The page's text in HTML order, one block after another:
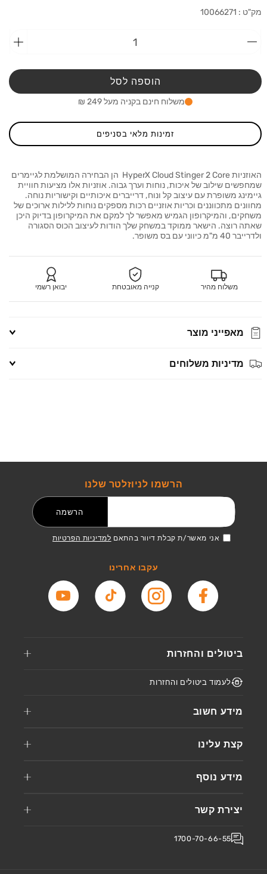
מק"ט : 10066271
מ-אוזניות
Stinger
Core
מ-
הוספה לסל
משלוח חינם בקניה מעל 249 ₪
זמינות מלאי בסניפים
האוזניות HyperX Cloud Stinger 2 Core הן הבחירה המושלמת לגיימרים
שמחפשים שילוב של איכות, נוחות וערך גבוה. אוזניות אלו מציעות חוויית
גיימינג משופרת עם עיצוב קל ונוח, דרייברים איכותיים וקישוריות נוחה.
מחוונים מתכווננים וכריות אוזניים רכות מספקים נוחות ללילות ארוכים של
משחקים, והמיקרופון הגמיש מאפשר לך למקם את המיקרופון בדיוק היכן
שאתה רוצה. הישאר ממוקד במשחק שלך הודות לעיצוב הכוס הסגורה
ולדרייבר 40 מ"מ כיווני עם בס משופר.
משלוח מהיר קנייה מאובטחת יבואן רשמי
מאפייני מוצר
מדיניות משלוחים
הרשמו לניוזלטר שלנו
הרשמה
אני מאשר/ת קבלת דיוור בהתאם למדיניות הפרטיות
עקבו אחרינו
פייסבוק אינסטגרם טיקטוק יוטיוב
ביטולים והחזרות
לעמוד ביטולים והחזרות
מידע חשוב
קצת עלינו
מידע נוסף
יצירת קשר
1700-70-66-55